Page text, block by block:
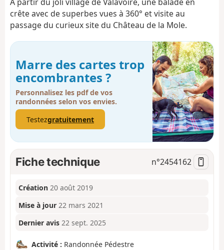
i
o
n
crête avec de superbes vues à 360° et visite au
passage du curieux site du Château de la Mole.
Marre des cartes trop
encombrantes ?
Personnalisez les pdf de vos
randonnées selon vos envies.
Testezgratuitement
Fiche technique n°2454162
Création 20 août 2019
Mise à jour 22 mars 2021
Dernier avis 22 sept. 2025
Activité : Randonnée Pédestre